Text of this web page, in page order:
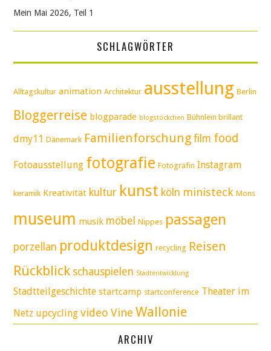
Mein Mai 2026, Teil 1
SCHLAGWÖRTER
Alltagskultur animation Architektur ausstellung Berlin
Bloggerreise blogparade blogstöckchen Bühnlein brillant
dmy11 Dänemark Familienforschung film food
Fotoausstellung fotografie Fotografin Instagram
keramik Kreativität kultur kunst köln ministeck Mons
museum musik möbel Nippes passagen
porzellan produktdesign recycling Reisen
Rückblick schauspielen Stadtentwicklung
Stadtteilgeschichte startcamp startconference Theater im
Netz upcycling video Vine Wallonie
ARCHIV